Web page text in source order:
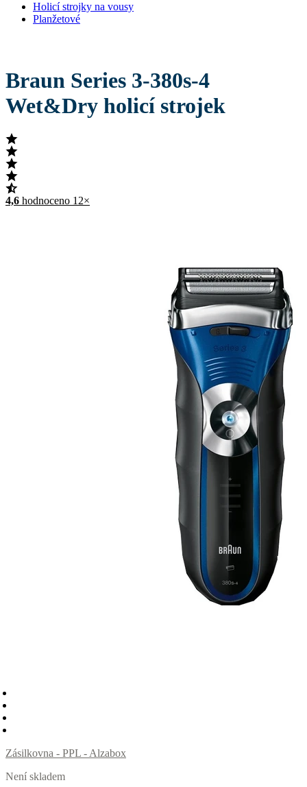
Holicí strojky na vousy
Planžetové
Braun Series 3-380s-4
Wet&Dry holicí strojek
4,6 hodnoceno 12×
Zásilkovna - PPL - Alzabox
Není skladem